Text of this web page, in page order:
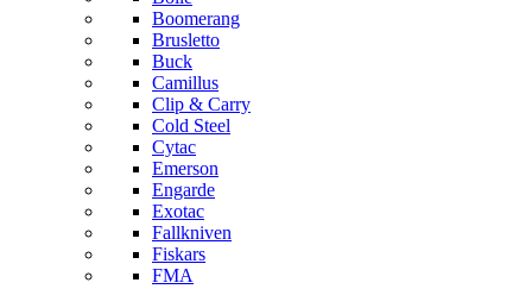
Boomerang
Brusletto
Buck
Camillus
Clip & Carry
Cold Steel
Cytac
Emerson
Engarde
Exotac
Fallkniven
Fiskars
FMA